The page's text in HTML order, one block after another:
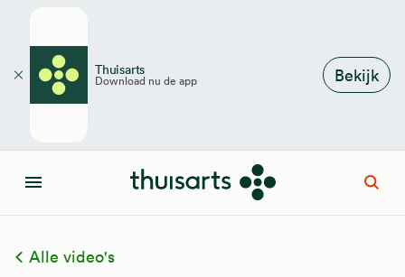
Thuisarts
Download nu de app Bekijk
Sluiten
Menu
Alle video's